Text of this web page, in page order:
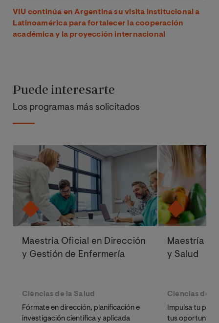
VIU continúa en Argentina su visita institucional a
Latinoamérica para fortalecer la cooperación
académica y la proyección internacional
Puede interesarte
Los programas más solicitados
Maestría Oficial en Dirección
y Gestión de Enfermería
Ciencias de la Salud
Fórmate en dirección, planificación e
investigación científica y aplicada
Maestría
y Salud
Ciencias de
Impulsa tu
tus